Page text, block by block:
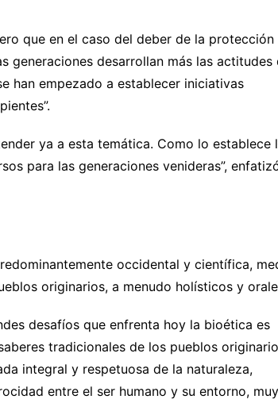
que en el caso del deber de la protección
generaciones desarrollan más las actitudes
han empezado a establecer iniciativas
ya a esta temática. Como lo establece
para las generaciones venideras”,
occidental y científica,
originarios, a menudo holísticos y
desafíos que enfrenta hoy la bioética es
tradicionales de los pueblos
integral y respetuosa de la naturaleza,
entre el ser humano y su entorno, muy